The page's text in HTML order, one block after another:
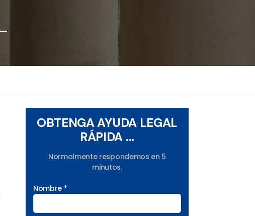
OBTENGA AYUDA LEGAL
RÁPIDA ...
Normalmente respondemos en 5
minutos.
Nombre *